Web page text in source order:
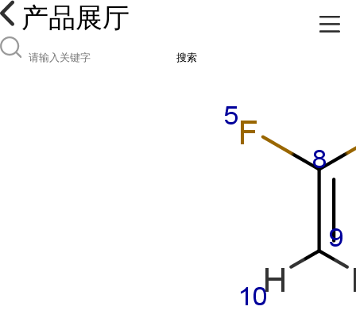
产品展厅
搜索